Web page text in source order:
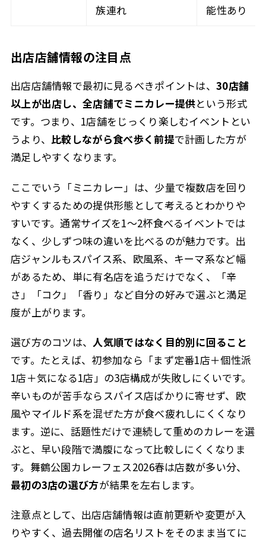
族連れ
能性あり
出店店舗情報の注目点
出店店舗情報で最初に見るべきポイントは、30店舗
以上が出店し、全店舗でミニカレー提供という形式
です。つまり、1店舗をじっくり楽しむイベントとい
うより、比較しながら食べ歩く前提で計画した方が
満足しやすくなります。
ここでいう「ミニカレー」は、少量で複数店を回り
やすくするための提供形態として考えるとわかりや
すいです。通常サイズを1〜2杯食べるイベントでは
なく、少しずつ味の違いを比べるのが魅力です。出
店ジャンルもスパイス系、欧風系、キーマ系など幅
があるため、単に有名店を追うだけでなく、「辛
さ」「コク」「香り」など自分の好みで選ぶと満足
度が上がります。
選び方のコツは、 人気順ではなく目的別に回ること
です。たとえば、初参加なら「まず定番1店＋個性派
1店＋気になる1店」の3店構成が失敗しにくいです。
辛いものが苦手ならスパイス店ばかりに寄せず、欧
風やマイルド系を混ぜた方が食べ疲れしにくくなり
ます。逆に、話題性だけで連続して重めのカレーを選
ぶと、早い段階で満腹になって比較しにくくなりま
す。舞鶴公園カレーフェス2026春は店数が多い分、
最初の3店の選び方が結果を左右します。
注意点として、出店店舗情報は直前更新や変更が入
りやすく、過去開催の店名リストをそのまま当てに